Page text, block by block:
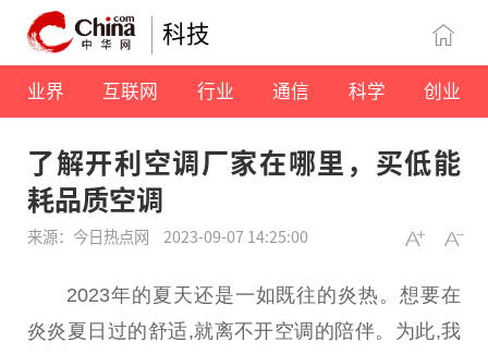
科技
业界 互联网 行业 通信 科学 创业
了解开利空调厂家在哪里，买低能
耗品质空调
来源：今日热点网 2023-09-07 14:25:00
2023年的夏天还是一如既往的炎热。想要在
炎炎夏日过的舒适,就离不开空调的陪伴。为此,我